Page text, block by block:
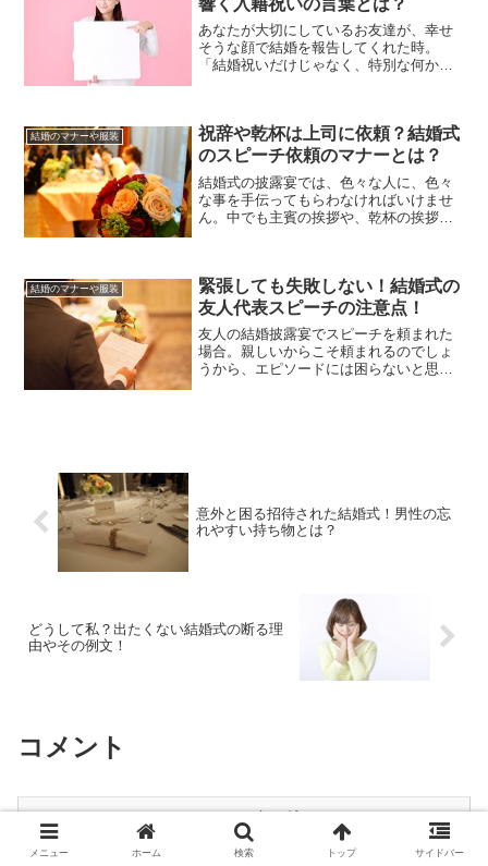
あなたが大切にしているお友達が、幸せ
そうな顔で結婚を報告してくれた時。
「結婚祝いだけじゃなく、特別な何かも
自身の言葉で、思いを綴った...
結婚のマナーや服装
祝辞や乾杯は上司に依頼？結婚式
のスピーチ依頼のマナーとは？
結婚式の披露宴では、色々な人に、色々
な事を手伝ってもらわなければいけませ
ん。中でも主賓の挨拶や、乾杯の挨拶な
そう簡単に決めることが出...
結婚のマナーや服装
緊張しても失敗しない！結婚式の
友人代表スピーチの注意点！
友人の結婚披露宴でスピーチを頼まれた
場合。親しいからこそ頼まれるのでしょ
うから、エピソードには困らないと思い
意外と困る招待された結婚式！男性の忘
れやすい持ち物とは？
どうして私？出たくない結婚式の断る理
由やその例文！
コメント
コメントを書き込む
メニュー ホーム 検索 トップ サイドバー